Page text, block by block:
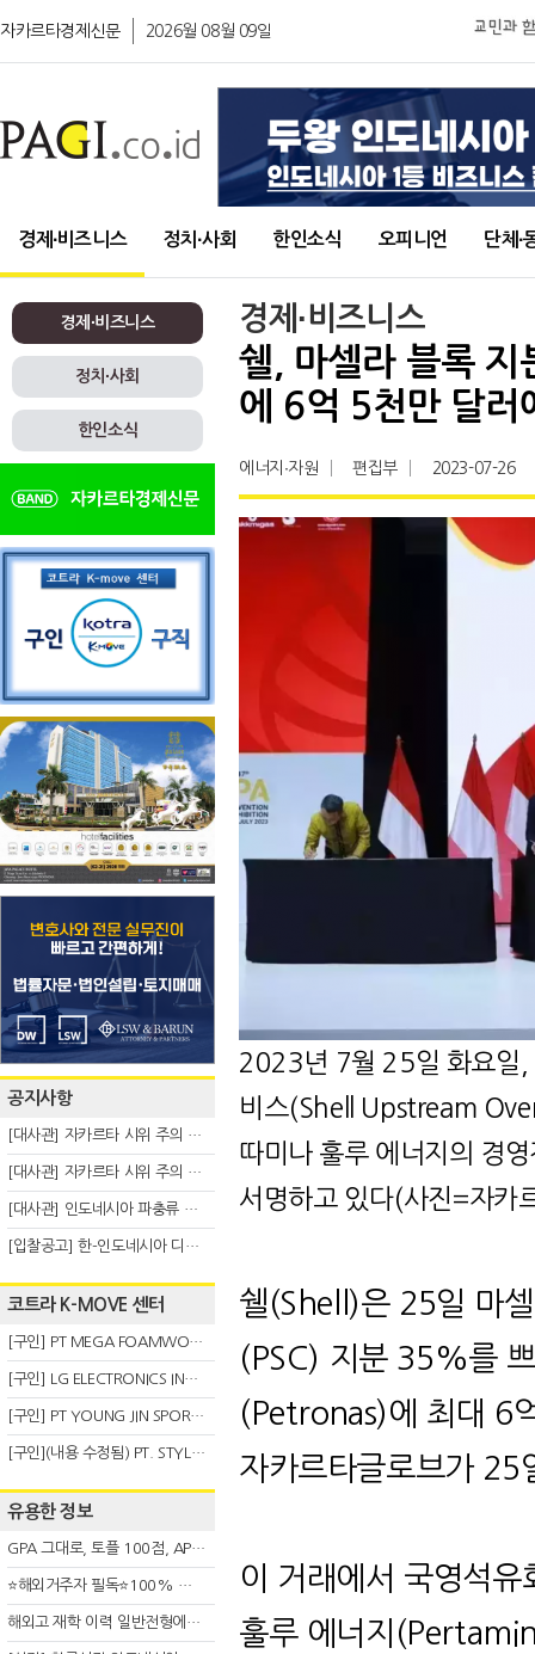
자카르타경제신문 2026월 08월 09일
경제∙비즈니스 정치∙사회 한인소식 오피니언 단체∙
경제∙비즈니스
정치∙사회
한인소식
공지사항
[대사관] 자카르타 시위 주의 안내(8.6)
[대사관] 자카르타 시위 주의 안내(8.3)
[대사관] 인도네시아 파충류 불법 반출 주의 (7.29)
[입찰공고] 한-인도네시아 디지털융복합 탈 전시회
코트라 K-MOVE 센터
[구인] PT MEGA FOAMWORKS INDONESIA
[구인] LG ELECTRONICS INDONESIA
[구인] PT YOUNG JIN SPORT INDONESIA
[구인](내용 수정됨) PT. STYLE KOREAN INDONESIA (스타일 코리안 인도네시아)
유용한 정보
GPA 그대로, 토플 100점, AP 막막 — 원인은 하나입니다
⭐해외거주자 필독⭐100% 온라인 마지막 한국어교원 2급 추가모집 (~8/2)
해외고 재학 이력 일반전형에서 분명한 입시 강점 살리는 전략
경제∙비즈니스
쉘, 마셀라 블록
에 6억 5천만 달러
에너지∙자원 편집부 2023-07-26
2023년 7월 25일 화요일
비스(Shell Upstream
따미나 훌루 에너지의 경
서명하고 있다(사진=자카
쉘(Shell)은25일 마
(PSC) 지분35%를
(Petronas)에 최대 6
자카르타글로브가 25
이 거래에서 국영석
훌루 에너지